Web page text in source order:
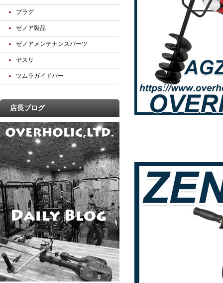
プラグ
ゼノア製品
ゼノアメンテナンスパーツ
ヤスリ
ツムラガイドバー
店長ブログ